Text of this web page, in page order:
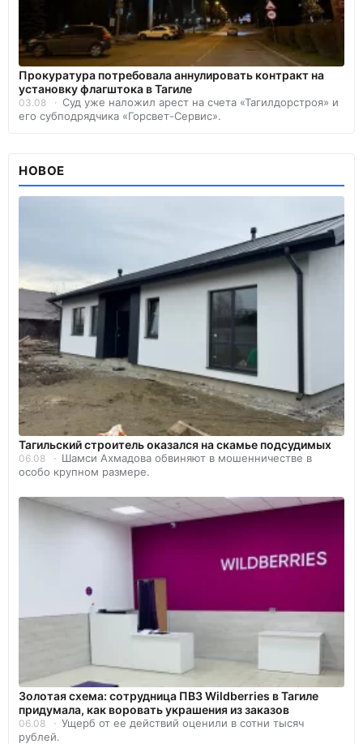
Прокуратура потребовала аннулировать контракт на
установку флагштока в Тагиле
03.08
Суд уже наложил арест на счета «Тагилдорстроя» и
его субподрядчика «Горсвет-Сервис».
НОВОЕ
Тагильский строитель оказался на скамье подсудимых
06.08
Шамси Ахмадова обвиняют в мошенничестве в
особо крупном размере.
Золотая схема: сотрудница ПВЗ Wildberries в Тагиле
придумала, как воровать украшения из заказов
06.08
Ущерб от ее действий оценили в сотни тысяч
рублей.